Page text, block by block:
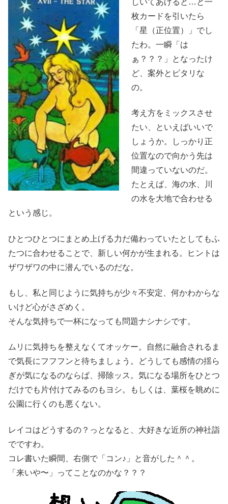
枚カードを引いたら
「星（正位置）」でし
たわ。一瞬「は
ぁ？？？」となったけ
ど、案外とピタリな
の。
考え方をミックスさせ
たい、といえばいいで
しょうか。しっかり正
位置なので向かう先は
間違っていないのだ。
たとえば、海の水、川
の水を大地で合わせる
という感じ。
ひとつひとつにまとめ上げる力だ備わっていたとしてもふ
たつに合わせることで、新しい何かが生まれる。ヒントは
ザワザワの中に潜んでいるのだな。
もし、私と同じように気持ちが少々不安定、何かわからな
いけど心がさざめく。
そんな気持ちで一杯になっても問題ナシナシです。
ムリに気持ちを整えなくてオッケー。自然に融合されるま
で気長にフフフンと待ちましょう。どうしても感情の揺ら
ぎが気になるのならば、掃除ッス。気になる場所をひとつ
だけでも片付けてみるのもヨシ。もしくは、葉桜を眺めに
公園に行くのも悪くない。
レイコはどうするの？っとなると、大好きな近所の神社詣
でですわ。
コレ書いた瞬間、右側で「コン♪」と音がした＾＾。
「来いや〜」ってことなのかな？？？